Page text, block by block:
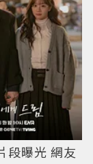
段曝光 網友